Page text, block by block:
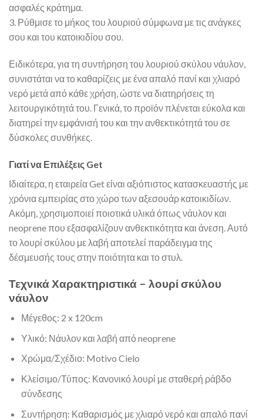
ασφαλές κράτημα.
3. Ρύθμισε το μήκος του λουριού σύμφωνα με τις ανάγκες
σου και του κατοικιδίου σου.
Ειδικότερα, για τη συντήρηση του λουριού σκύλου νάυλον,
συνιστάται να το καθαρίζεις με ένα απαλό πανί και χλιαρό
νερό μετά από κάθε χρήση, ώστε να διατηρήσεις τη
λειτουργικότητά του. Γενικά, το προϊόν πλένεται εύκολα και
διατηρεί την εμφάνισή του και την ανθεκτικότητά του σε
δύσκολες συνθήκες.
Γιατί να Επιλέξεις Get
Ιδιαίτερα, η εταιρεία Get είναι αξιόπιστος κατασκευαστής με
χρόνια εμπειρίας στο χώρο των αξεσουάρ κατοικιδίων.
Ακόμη, χρησιμοποιεί ποιοτικά υλικά όπως νάυλον και
neoprene που εξασφαλίζουν ανθεκτικότητα και άνεση. Αυτό
το λουρί σκύλου με λαβή αποτελεί παράδειγμα της
δέσμευσής τους στην ποιότητα και το στυλ.
Τεχνικά Χαρακτηριστικά – λουρί σκύλου
νάυλον
Μέγεθος: 2 x 120cm
Υλικό: Νάυλον και λαβή από neoprene
Χρώμα/Σχέδιο: Motivo Cielo
Κλείσιμο/Τύπος: Κανονικό λουρί με σταθερή ράβδο
σύνδεσης
Συντήρηση: Καθαρισμός με χλιαρό νερό και απαλό πανί